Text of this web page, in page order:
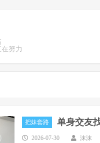
努力
把妹套路 单身交友
2026-07-30 沫沫